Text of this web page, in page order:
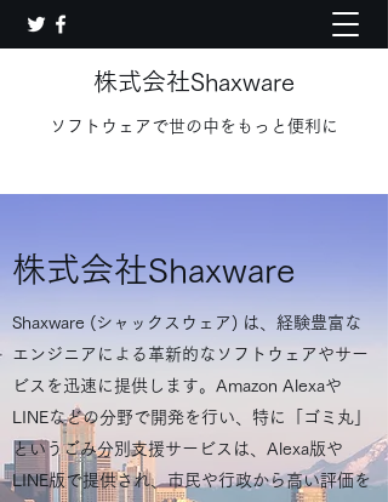
株式会社Shaxware
ソフトウェアで世の中をもっと便利に
株式会社Shaxware
Shaxware (シャックスウェア) は、経験豊富な
エンジニアによる革新的なソフトウェアやサー
ビスを迅速に提供します。Amazon Alexaや
LINEなどの分野で開発を行い、特に「ゴミ丸」
というごみ分別支援サービスは、Alexa版や
LINE版で提供され、市民や行政から高い評価を